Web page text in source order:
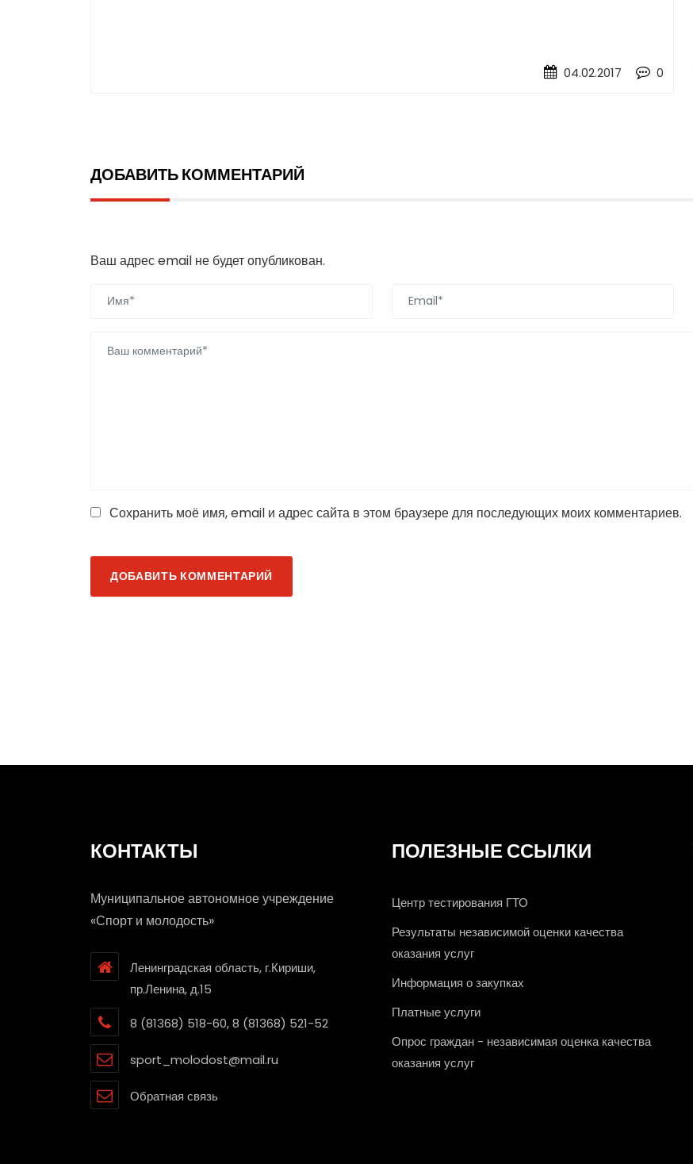
04.02.2017 0
ДОБАВИТЬ КОММЕНТАРИЙ
Ваш адрес email не будет опубликован.
Сохранить моё имя, email и адрес сайта в этом браузере для последующих моих комментариев.
ДОБАВИТЬ КОММЕНТАРИЙ
КОНТАКТЫ
Муниципальное автономное учреждение
«Спорт и молодость»
Ленинградская область, г.Кириши,
пр.Ленина, д.15
8 (81368) 518-60, 8 (81368) 521-52
sport_molodost@mail.ru
Обратная связь
ПОЛЕЗНЫЕ ССЫЛКИ
Центр тестирования ГТО
Результаты независимой оценки качества
оказания услуг
Информация о закупках
Платные услуги
Опрос граждан - независимая оценка качества
оказания услуг